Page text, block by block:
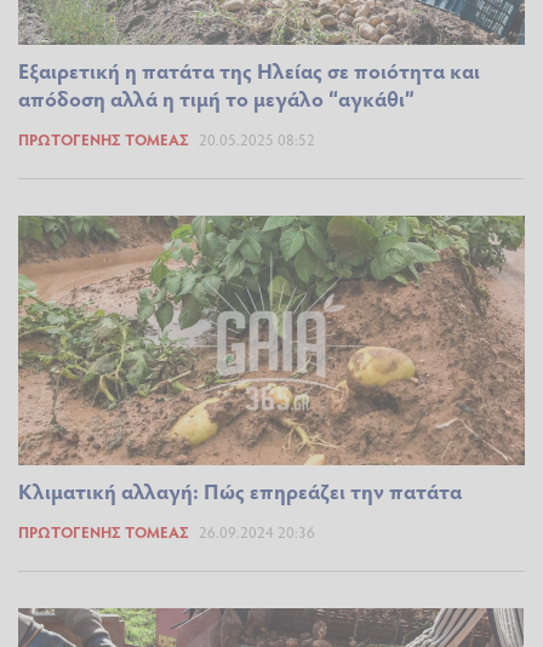
Εξαιρετική η πατάτα της Ηλείας σε ποιότητα και
απόδοση αλλά η τιμή το μεγάλο “αγκάθι”
ΠΡΩΤΟΓΕΝΉΣ ΤΟΜΈΑΣ 20.05.2025 08:52
Κλιματική αλλαγή: Πώς επηρεάζει την πατάτα
ΠΡΩΤΟΓΕΝΉΣ ΤΟΜΈΑΣ 26.09.2024 20:36